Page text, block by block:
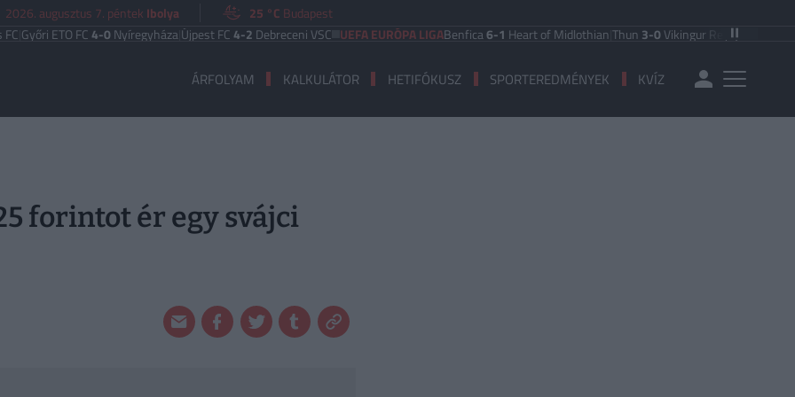
2026. augusztus 7. péntek Ibolya 25 °C Budapest
ETO FC 4-0Nyíregyháza|Újpest FC4-2Debreceni VSC UEFA EURÓPA LIGABenfica6-1Heart of Midlothian|Thun3-0Vikingur Reykjavik PAOK
ÁRFOLYAM KALKULÁTOR HETIFÓKUSZ SPORTEREDMÉNYEK KVÍZ
forintot ér egy svájci